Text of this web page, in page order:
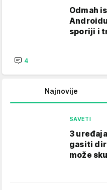
Odmah
sporiji i
4
Najnovije
SAVETI
3
gasiti
može